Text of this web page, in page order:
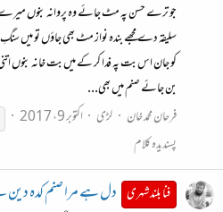
جو ترے حسن پہ مٹ جائے وہ پروانہ بنوں میرے
سلیقہ دے مجھے بندہ نواز مٹ بھی جاؤں تو میں
کو جان اس بت پہ فدا کر کے میں بت خانہ
بن جائے صنم میں بھی...
فرحان محمد خان
لڑی اکتوبر 9، 2017
پسندیدہ کلام
فنا بلند شہری دل ہے مرا صنم کدہ دین